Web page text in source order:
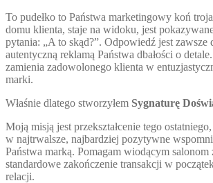
To pudełko to Państwa marketingowy koń
domu klienta, staje na widoku, jest
pytania: „A to skąd?”. Odpowiedź jest zawsze
autentyczną reklamą Państwa dbałości o
zamienia zadowolonego klienta w
marki.
Właśnie dlatego stworzyłem Sygnaturę
Moją misją jest przekształcenie tego
w najtrwalsze, najbardziej pozytywne
Państwa marką. Pomagam wiodącym salonom
standardowe zakończenie transakcji w
relacji.